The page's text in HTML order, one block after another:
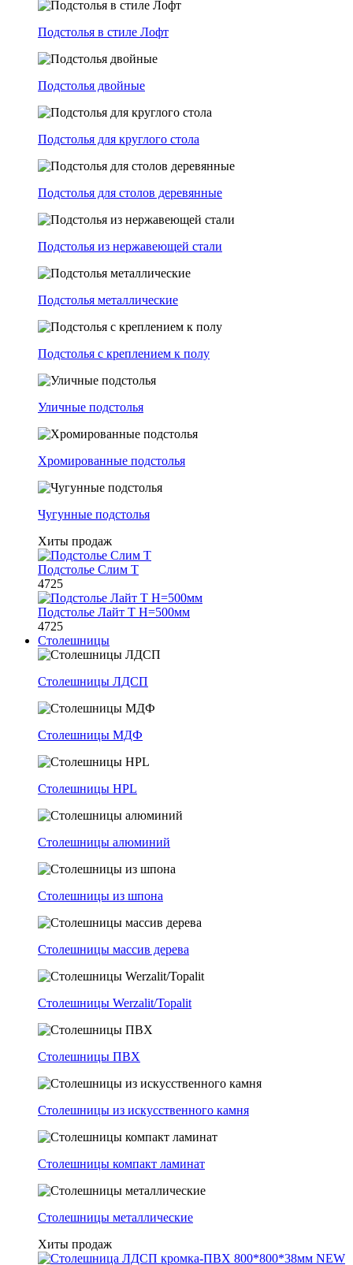
Подстолья в стиле Лофт
Подстолья двойные
Подстолья для круглого стола
Подстолья для столов деревянные
Подстолья из нержавеющей стали
Подстолья металлические
Подстолья с креплением к полу
Уличные подстолья
Хромированные подстолья
Чугунные подстолья
Хиты продаж
Подстолье Слим Т
4725
Подстолье Лайт Т H=500мм
4725
Столешницы
Столешницы ЛДСП
Столешницы МДФ
Столешницы HPL
Столешницы алюминий
Столешницы из шпона
Столешницы массив дерева
Столешницы Werzalit/Topalit
Столешницы ПВХ
Столешницы из искусственного камня
Столешницы компакт ламинат
Столешницы металлические
Хиты продаж